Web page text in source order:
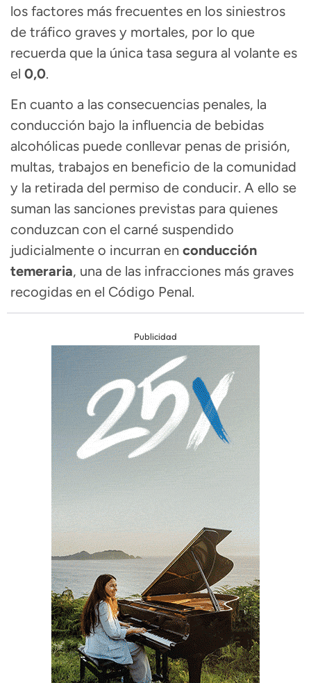
los factores más frecuentes en los siniestros
de tráfico graves y mortales, por lo que
recuerda que la única tasa segura al volante es
el 0,0.
En cuanto a las consecuencias penales, la
conducción bajo la influencia de bebidas
alcohólicas puede conllevar penas de prisión,
multas, trabajos en beneficio de la comunidad
y la retirada del permiso de conducir. A ello se
suman las sanciones previstas para quienes
conduzcan con el carné suspendido
judicialmente o incurran en conducción
temeraria, una de las infracciones más graves
recogidas en el Código Penal.
Publicidad